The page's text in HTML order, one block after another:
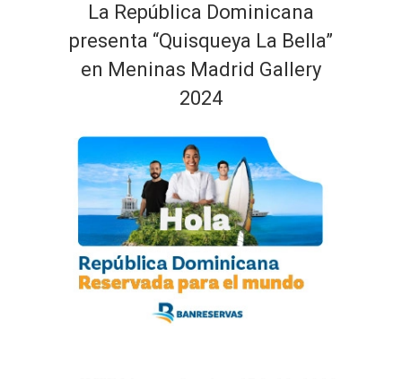
La República Dominicana
presenta “Quisqueya La Bella”
en Meninas Madrid Gallery
2024